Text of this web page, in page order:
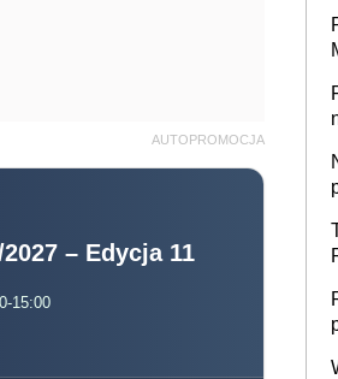
AUTOPROMOCJA
– Edycja 11
15:00